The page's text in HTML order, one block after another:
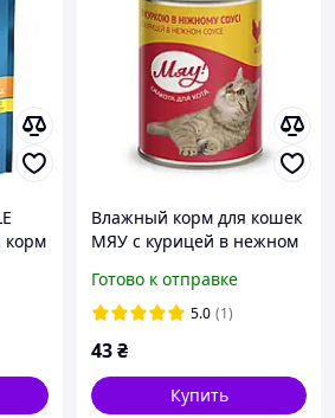
корм
Влажный корм для кошек
МЯУ с курицей в нежном
Готово к отправке
5.0 (1)
43₴
Купить